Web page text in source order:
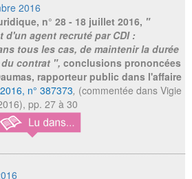
2016
n° 28 - 18 juillet 2016, "
d'un agent recruté par CDI :
tous les cas, de maintenir la durée
contrat ", conclusions prononcées
rapporteur public dans l'affaire
n° 387373, (commentée dans Vigie
pp. 27 à 30